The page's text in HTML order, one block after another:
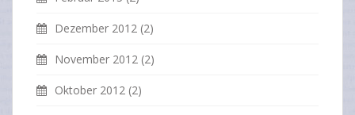
Dezember 2012 (2)
November 2012 (2)
Oktober 2012 (2)